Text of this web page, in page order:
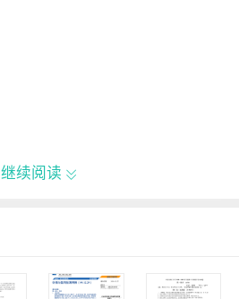
继续阅读 